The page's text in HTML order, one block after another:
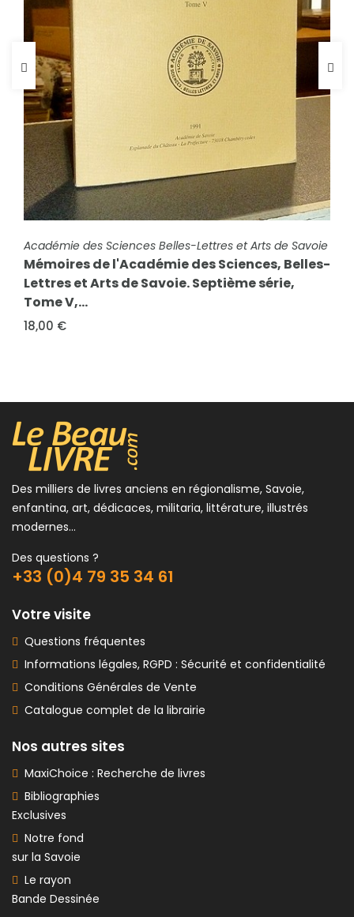
FICHE COMPLÈTE
Académie des Sciences Belles-Lettres et Arts de Savoie
Mémoires de l'Académie des Sciences, Belles-
Lettres et Arts de Savoie. Septième série,
Tome V,...
18,00 €
FICHE COMPLÈTE
et d'Archéologie décembre 2010. L'histoire
en...
6,00 €
Des milliers de livres anciens en régionalisme, Savoie,
enfantina, art, dédicaces, militaria, littérature, illustrés
modernes...
Des questions ?
+33 (0)4 79 35 34 61
Votre visite
Questions fréquentes
Informations légales, RGPD : Sécurité et confidentialité
Conditions Générales de Vente
Catalogue complet de la librairie
Nos autres sites
MaxiChoice : Recherche de livres
Bibliographies
Exclusives
Notre fond
sur la Savoie
Le rayon
Bande Dessinée